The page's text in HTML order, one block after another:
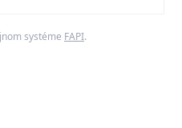
systéme FAPI.